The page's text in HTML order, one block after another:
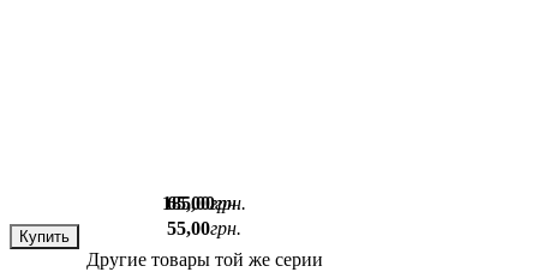
185,00грн.
Купить 55,00грн.
65,00грн.
Купить
Другие товары той же серии